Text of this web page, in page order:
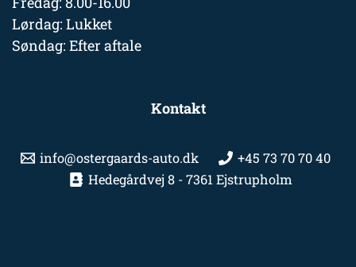
Lørdag: Lukket
Søndag: Efter aftale
Kontakt
info@ostergaards-auto.dk
+45 73 70 70 40
Hedegårdvej 8 - 7361 Ejstrupholm